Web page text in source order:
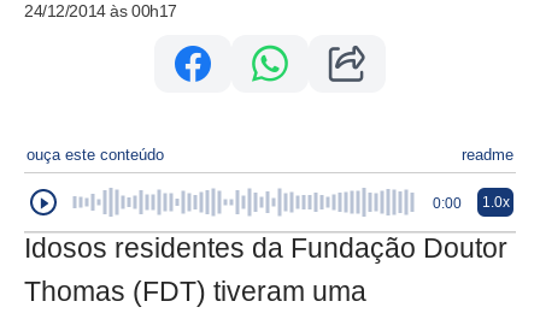
24/12/2014 às 00h17
ouça este conteúdo readme
0:00 1.0x
Idosos residentes da Fundação Doutor
Thomas (FDT) tiveram uma